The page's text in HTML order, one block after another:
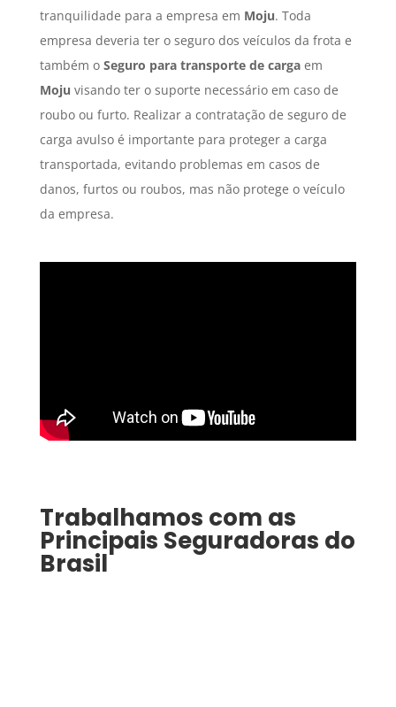
tranquilidade para a empresa em Moju. Toda
empresa deveria ter o seguro dos veículos da frota e
também o Seguro para transporte de cargaem
Moju visando ter o suporte necessário em caso de
roubo ou furto. Realizar a contratação de seguro de
carga avulso é importante para proteger a carga
transportada, evitando problemas em casos de
danos, furtos ou roubos, mas não protege o veículo
da empresa.
Trabalhamos com as
Principais Seguradoras do
Brasil